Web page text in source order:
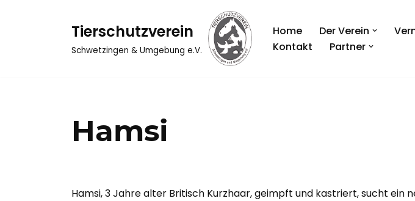
Tierschutzverein
Schwetzingen & Umgebung e.V.
Home Der Verein
Kontakt
Partner
Hamsi
Hamsi, 3 Jahre alter Britisch Kurzhaar, geimpft und kastriert, sucht ein